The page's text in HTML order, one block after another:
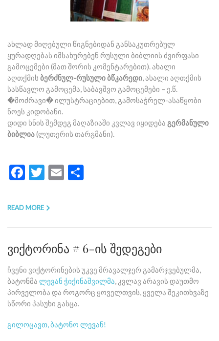
ახლად მიღებული წიგნებიდან განსაკუთრებულ
ყურადღებას იმსახურებენ რუსული ბიბლიის ძვირფასი
გამოცემები (მათ შორის კომენტარებით). ახალი
აღთქმის ბერძნულ-რუსული ბწკარედი, ახალი აღთქმის
სასწავლო გამოცემა, საბავშვო გამოცემები – ე.წ.
�მოძრავი� ილუსტრაციებით, გამოსაჭრელ-ასაწყობი
ნოეს კიდობანი.
დიდი ხნის შემდეგ მაღაზიაში კვლავ იყიდება გერმანული
ბიბლია(ლუთერის თარგმანი).
Facebook
Twitter
Email
READ MORE
ვიქტორინა # 6-ის შედეგები
ჩვენი ვიქტორინების უკვე მრავალჯერ გამარჯვებულმა,
ბატონმა ლევან ჭიქინაშვილმა, კვლავ არავის დაუთმო
პირველობა და როგორც ყოველთვის, ყველა შეკითხვაზე
სწორი პასუხი გასცა.
გილოცავთ, ბატონო ლევან!